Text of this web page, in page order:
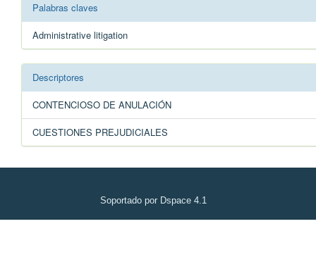
Palabras claves
Administrative litigation
Descriptores
CONTENCIOSO DE ANULACIÓN
CUESTIONES PREJUDICIALES
Soportado por Dspace 4.1